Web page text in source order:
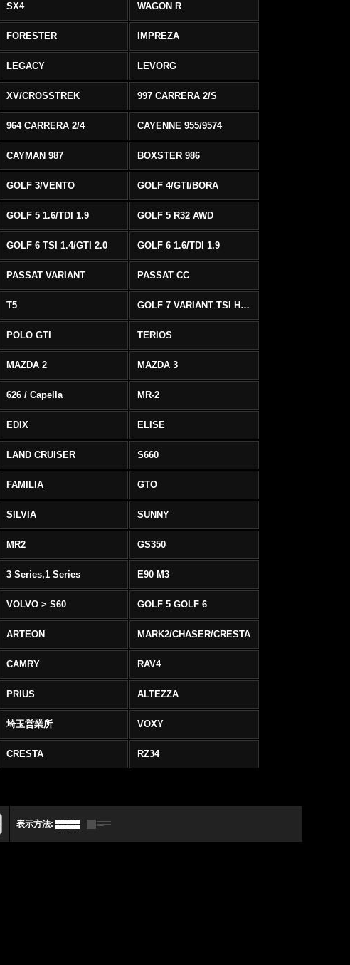
SX4 WAGON R
FORESTER IMPREZA
LEGACY LEVORG
XV/CROSSTREK 997 CARRERA 2/S
964 CARRERA 2/4 CAYENNE 955/9574
CAYMAN 987 BOXSTER 986
GOLF 3/VENTO GOLF 4/GTI/BORA
GOLF 5 1.6/TDI 1.9 GOLF 5 R32 AWD
GOLF 6 TSI 1.4/GTI 2.0 GOLF 6 1.6/TDI 1.9
PASSAT VARIANT PASSAT CC
T5 GOLF 7 VARIANT TSI HIGHLINE/R-LINE
POLO GTI TERIOS
MAZDA 2 MAZDA 3
626 / Capella MR-2
EDIX ELISE
LAND CRUISER S660
FAMILIA GTO
SILVIA SUNNY
MR2 GS350
3 Series,1 Series E90 M3
VOLVO > S60 GOLF 5 GOLF 6
ARTEON MARK2/CHASER/CRESTA
CAMRY RAV4
PRIUS ALTEZZA
埼玉営業所 VOXY
CRESTA RZ34
表示方法: